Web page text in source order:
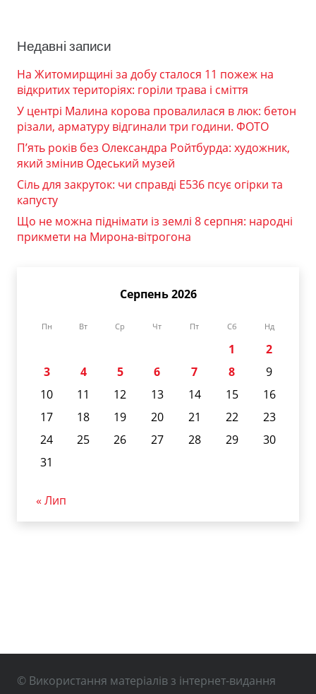
Недавні записи
На Житомирщині за добу сталося 11 пожеж на
відкритих територіях: горіли трава і сміття
У центрі Малина корова провалилася в люк: бетон
різали, арматуру відгинали три години. ФОТО
П’ять років без Олександра Ройтбурда: художник,
який змінив Одеський музей
Сіль для закруток: чи справді Е536 псує огірки та
капусту
Що не можна піднімати із землі 8 серпня: народні
прикмети на Мирона-вітрогона
Серпень 2026
Пн Вт Ср Чт Пт Сб Нд
1
2
3
4 5 6 7 8
9
10
11 12 13 14 15
16
17
18 19 20 21 22
23
24
25 26 27 28 29
30
31
« Лип
© Використання матеріалів з інтернет-видання